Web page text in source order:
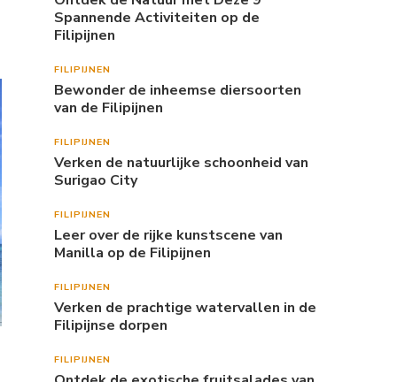
Spannende Activiteiten op de
Filipijnen
FILIPIJNEN
Bewonder de inheemse diersoorten
van de Filipijnen
FILIPIJNEN
Verken de natuurlijke schoonheid van
Surigao City
FILIPIJNEN
Leer over de rijke kunstscene van
Manilla op de Filipijnen
FILIPIJNEN
Verken de prachtige watervallen in de
Filipijnse dorpen
FILIPIJNEN